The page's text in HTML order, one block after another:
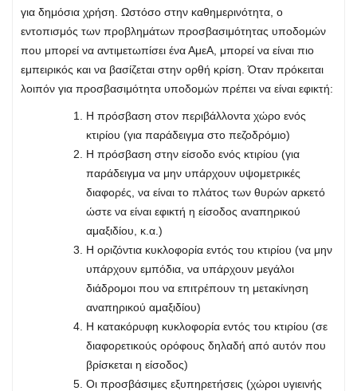
για δημόσια χρήση. Ωστόσο στην καθημερινότητα, ο
εντοπισμός των προβλημάτων προσβασιμότητας υποδομών
που μπορεί να αντιμετωπίσει ένα ΑμεΑ, μπορεί να είναι πιο
εμπειρικός και να βασίζεται στην ορθή κρίση. Όταν πρόκειται
λοιπόν για προσβασιμότητα υποδομών πρέπει να είναι εφικτή:
Η πρόσβαση στον περιβάλλοντα χώρο ενός
κτιρίου (για παράδειγμα στο πεζοδρόμιο)
Η πρόσβαση στην είσοδο ενός κτιρίου (για
παράδειγμα να μην υπάρχουν υψομετρικές
διαφορές, να είναι το πλάτος των θυρών αρκετό
ώστε να είναι εφικτή η είσοδος αναπηρικού
αμαξιδίου, κ.α.)
Η οριζόντια κυκλοφορία εντός του κτιρίου (να μην
υπάρχουν εμπόδια, να υπάρχουν μεγάλοι
διάδρομοι που να επιτρέπουν τη μετακίνηση
αναπηρικού αμαξιδίου)
Η κατακόρυφη κυκλοφορία εντός του κτιρίου (σε
διαφορετικούς ορόφους δηλαδή από αυτόν που
βρίσκεται η είσοδος)
Οι προσβάσιμες εξυπηρετήσεις (χώροι υγιεινής